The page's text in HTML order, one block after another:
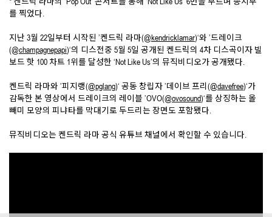
를 찍었다.
지난 3월 22일부터 시작된 ’켄드릭 라마(@kendricklamar)‘와 ’드레이크
(@champagnepapi)‘의 디스전중 5월 5일 공개된 켄드릭의 4차 디스곡이자 빌
보드 핫 100 차트 1위를 달성한 ‘Not Like Us’의 뮤직비디오가 공개됐다.
켄드릭 라마와 ’피지랭(@pglang)‘ 공동 창립자 ’데이브 프리(@davefree)‘가
감독한 본 영상에서 드레이크의 레이블 ’OVO(@ovosound)‘를 상징하는 올
빼미 모양의 피냐타를 막대기로 두드리는 장면도 포함됐다.
뮤직비디오는 켄드릭 라마 공식 유튜브 채널에서 확인할 수 있습니다.